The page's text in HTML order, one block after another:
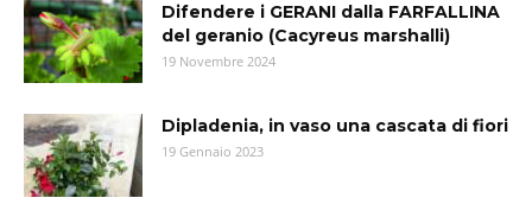
Difendere i GERANI dalla FARFALLINA
del geranio (Cacyreus marshalli)
19 Novembre 2024
Dipladenia, in vaso una cascata di fiori
19 Gennaio 2023